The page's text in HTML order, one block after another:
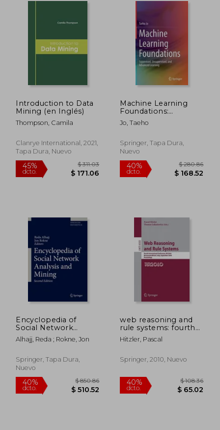
45% 45%
Introduction to Data
Mining (en Inglés)
Thompson, Camila
Clanrye International, 2021,
Tapa Dura, Nuevo
Machine Learning
Foundations:
Supervised,
Unsupervised, and
(en Inglés)
Jo, Taeho
Springer, Tapa Dura,
Nuevo
Encyclopedia of
Social Network
Analysis and Mining
(en Inglés)
Alhajj, Reda ; Rokne, Jon
Springer, Tapa Dura,
Nuevo
web reasoning and
rule systems: fourth
international
conference, rr 2010,
italy, september 22-
Hitzler, Pascal
Springer, 2010, Nuevo